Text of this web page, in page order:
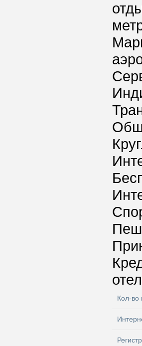
Кол-во